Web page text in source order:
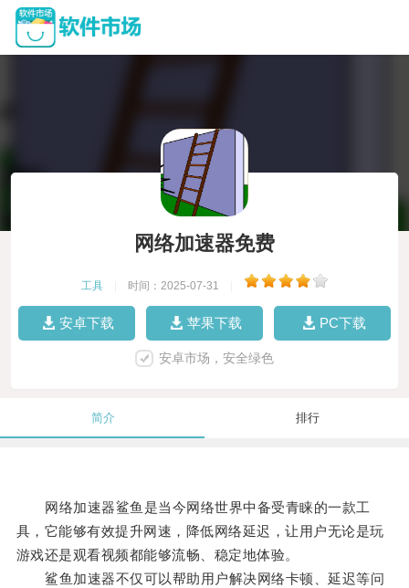
网络加速器免费
工具 时间：2025-07-31
安卓下载 苹果下载 PC下载
安卓市场，安全绿色
简介 排行
网络加速器鲨鱼是当今网络世界中备受青睐的一款工
具，它能够有效提升网速，降低网络延迟，让用户无论是玩
游戏还是观看视频都能够流畅、稳定地体验。
鲨鱼加速器不仅可以帮助用户解决网络卡顿、延迟等问